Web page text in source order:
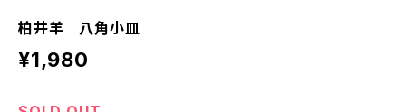
柏井羊 八角小皿
¥1,980